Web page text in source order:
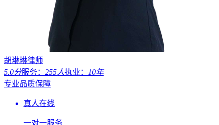
胡琳琳律师
5.0分服务： 255人执业：
10年
专业品质保障
真人在线
一对一服务